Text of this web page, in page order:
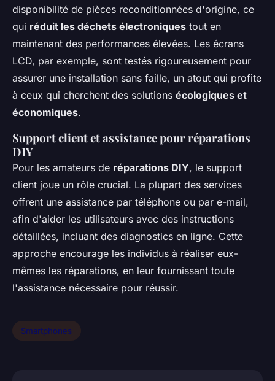
disponibilité de pièces reconditionnées d'origine, ce
qui réduit les déchets électroniques tout en
maintenant des performances élevées. Les écrans
LCD, par exemple, sont testés rigoureusement pour
assurer une installation sans faille, un atout qui profite
à ceux qui cherchent des solutions écologiques et
économiques.
Support client et assistance pour réparations
DIY
Pour les amateurs de réparations DIY, le support
client joue un rôle crucial. La plupart des services
offrent une assistance par téléphone ou par e-mail,
afin d'aider les utilisateurs avec des instructions
détaillées, incluant des diagnostics en ligne. Cette
approche encourage les individus à réaliser eux-
mêmes les réparations, en leur fournissant toute
l'assistance nécessaire pour réussir.
Smartphones